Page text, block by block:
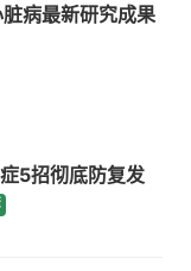
病最新研究成果
5招彻底防复发